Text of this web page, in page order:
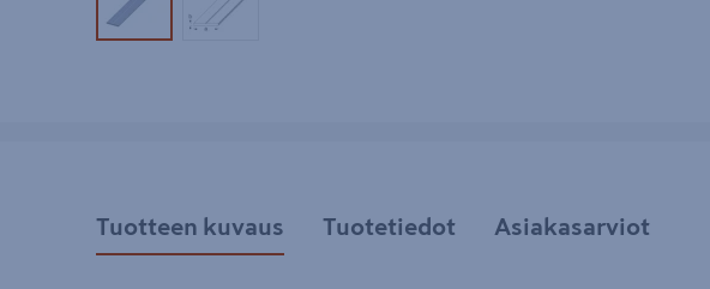
Tuotekuva 1Tuotekuva 2
Tuotteen kuvaus Tuotetiedot Asiakasarviot